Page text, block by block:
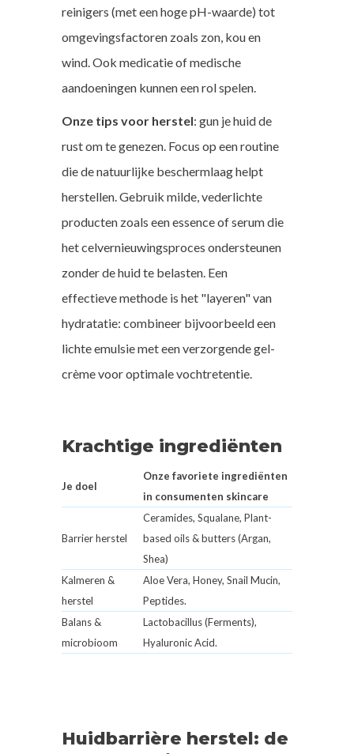
reinigers (met een hoge pH-waarde) tot
omgevingsfactoren zoals zon, kou en
wind. Ook medicatie of medische
aandoeningen kunnen een rol spelen.
Onze tips voor herstel: gun je huid de
rust om te genezen. Focus op een routine
die de natuurlijke beschermlaag helpt
herstellen. Gebruik milde, vederlichte
producten zoals een essence of serum die
het celvernieuwingsproces ondersteunen
zonder de huid te belasten. Een
effectieve methode is het "layeren" van
hydratatie: combineer bijvoorbeeld een
lichte emulsie met een verzorgende gel-
crème voor optimale vochtretentie.
Krachtige ingrediënten
Je doel
Onze favoriete ingrediënten
in consumenten skincare
Barrier herstel
Ceramides, Squalane, Plant-
based oils & butters (Argan,
Shea)
Kalmeren &
herstel
Aloe Vera, Honey, Snail Mucin,
Peptides.
Balans &
microbioom
Lactobacillus (Ferments),
Hyaluronic Acid.
Huidbarrière herstel: de